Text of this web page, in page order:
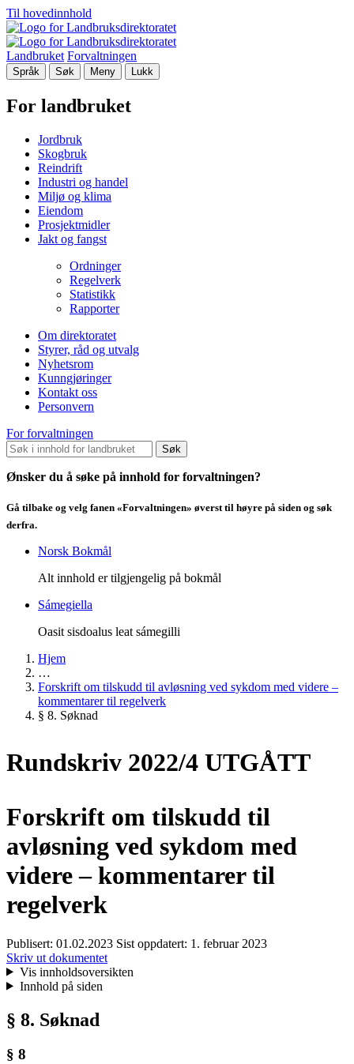
Til hovedinnhold
Landbruket Forvaltningen
Språk Søk Meny Lukk
For landbruket
Jordbruk
Skogbruk
Reindrift
Industri og handel
Miljø og klima
Eiendom
Prosjektmidler
Jakt og fangst
Ordninger
Regelverk
Statistikk
Rapporter
Om direktoratet
Styrer, råd og utvalg
Nyhetsrom
Kunngjøringer
Kontakt oss
Personvern
For forvaltningen
Søk
Ønsker du å søke på innhold for forvaltningen?
Gå tilbake og velg fanen «Forvaltningen» øverst til høyre på siden og søk
derfra.
Norsk Bokmål
Alt innhold er tilgjengelig på bokmål
Sámegiella
Oasit sisdoalus leat sámegilli
Hjem
…
Forskrift om tilskudd til avløsning ved sykdom med videre –
kommentarer til regelverk
§ 8. Søknad
Rundskriv 2022/4 UTGÅTT
Forskrift om tilskudd til
avløsning ved sykdom med
videre – kommentarer til
regelverk
Publisert: 01.02.2023 Sist oppdatert: 1. februar 2023
Skriv ut dokumentet
Vis innholdsoversikten
Innhold på siden
§ 8. Søknad
§ 8